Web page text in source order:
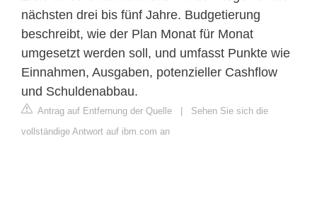
nächsten drei bis fünf Jahre. Budgetierung
beschreibt, wie der Plan Monat für Monat
umgesetzt werden soll, und umfasst Punkte wie
Einnahmen, Ausgaben, potenzieller Cashflow
und Schuldenabbau.
Antrag auf Entfernung der Quelle | Sehen Sie sich die
vollständige Antwort auf ibm.com an